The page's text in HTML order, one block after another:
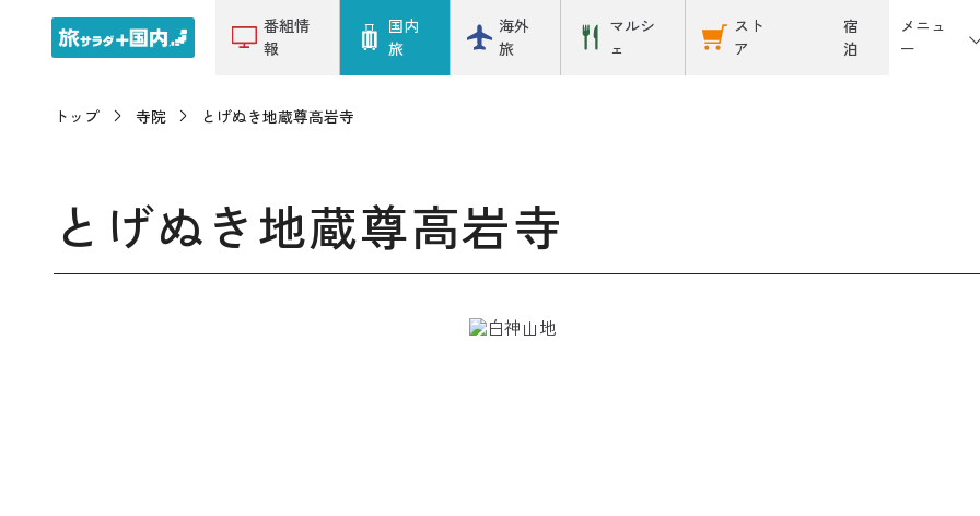
番組情
報
国内
旅
海外
旅
マルシ
ェ
スト
ア
宿
泊
メニュ
ー
トップ 寺院 とげぬき地蔵尊高岩寺
とげぬき地蔵尊高岩寺